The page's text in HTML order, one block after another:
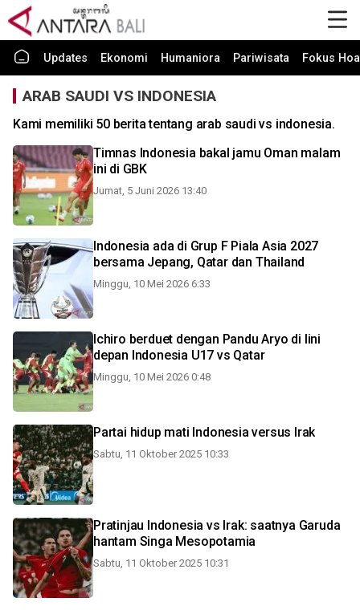
Updates Ekonomi Humaniora Pariwisata Fokus
ARAB SAUDI VS INDONESIA
Kami memiliki 50 berita tentang arab saudi vs indonesia.
Timnas Indonesia bakal jamu Oman malam
ini di GBK
Jumat, 5 Juni 2026 13:40
Indonesia ada di Grup F Piala Asia 2027
bersama Jepang, Qatar dan Thailand
Minggu, 10 Mei 2026 6:33
Ichiro berduet dengan Pandu Aryo di lini
depan Indonesia U17 vs Qatar
Minggu, 10 Mei 2026 0:48
Partai hidup mati Indonesia versus Irak
Sabtu, 11 Oktober 2025 10:33
Pratinjau Indonesia vs Irak: saatnya Garuda
hantam Singa Mesopotamia
Sabtu, 11 Oktober 2025 10:31